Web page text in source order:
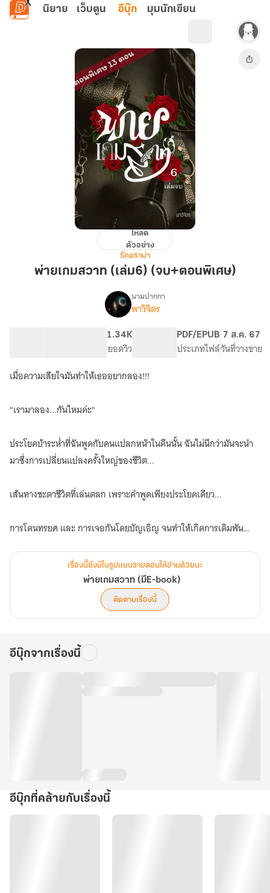
ข้ามไปยังเนื้อหาหลัก
นิยาย เว็บตูน อีบุ๊ก มุมนักเขียน
สวาท
(จบ+ตอน
โหลด
ตัวอย่าง
รักดราม่า
พ่ายเกมสวาท (เล่ม6) (จบ+ตอนพิเศษ)
เรื่อง
นามปากกา
พาวิจิตร
1.34K
ยอดวิว
PDF/EPUB
ประเภทไฟล์
7 ส.ค. 67
วันที่วางขาย
เมื่อความเสียใจมันทำให้เธออยากลอง!!!
"เรามาลอง...กันไหมค่ะ"
ประโยคบ้าระห่ำที่ฉันพูดกับคนแปลกหน้าในคืนนั้น ฉันไม่นึกว่ามันจะนำ
มาซึ่งการเปลี่ยนแปลงครั้งใหญ่ของชีวิต...
เส้นทางชะตาชีวิตที่เล่นตลก เพราะคำพูดเพียงประโยคเดียว...
การโดนทรยศ และ การเจอกันโดยบัญเอิญ จนทำให้เกิดการเดิมพัน
โดยที่สาวเจ้าไม่รู้ตัวเลยว่า...มันจะนำพาให้ชีวิตเธอเปลี่ยนแปลงไปตลอด
---------------------------
...เธอจำต้องอยู่ต่อไป หรือ ตายเพื่อชดใช้เวรกรรม...ที่ตัวเองเป็นคนสร้าง
เรื่องนี้ยังมีในรูปแบบรายตอนให้อ่านด้วยนะ
พ่ายเกมสวาท (มีE-book)
ติดตามเรื่องนี้
อีบุ๊กจากเรื่องนี้
อีบุ๊กที่คล้ายกับเรื่องนี้